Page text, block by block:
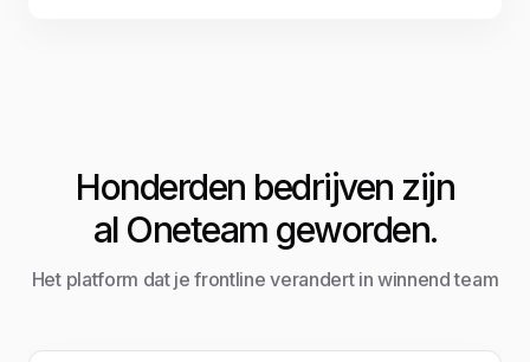
Honderden bedrijven zijn
al Oneteam geworden.
Het platform dat je frontline verandert in winnend team